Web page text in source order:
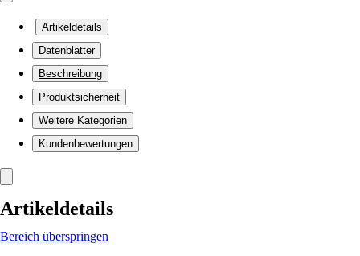
Artikeldetails
Datenblätter
Beschreibung
Produktsicherheit
Weitere Kategorien
Kundenbewertungen
Artikeldetails
Bereich überspringen